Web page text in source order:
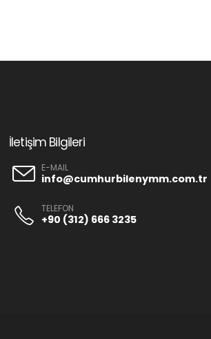
İletişim Bilgileri
E-MAIL
info@cumhurbilenymm.com.tr
TELEFON
+90 (312) 666 3235